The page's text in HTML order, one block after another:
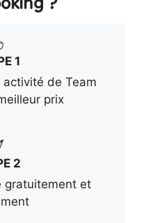
1
de Team
prix
2
gratuitement et